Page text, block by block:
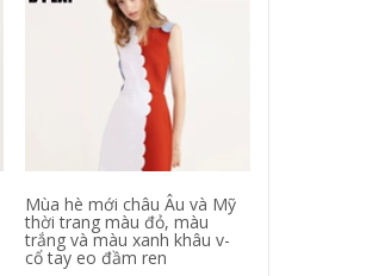
Mùa hè mới châu Âu và Mỹ
thời trang màu đỏ, màu
trắng và màu xanh khâu v-
cổ tay eo đầm ren